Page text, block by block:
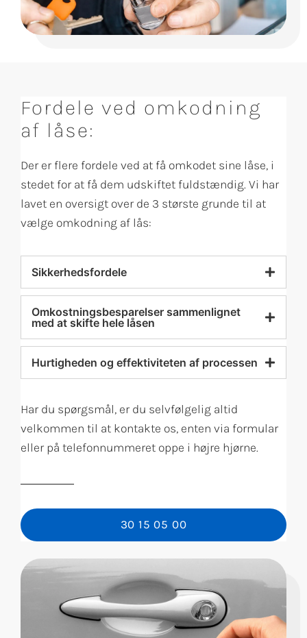
Fordele ved omkodning
af låse:
Der er flere fordele ved at få omkodet sine låse, i
stedet for at få dem udskiftet fuldstændig. Vi har
lavet en oversigt over de 3 største grunde til at
vælge omkodning af lås:
Sikkerhedsfordele
Omkostningsbesparelser sammenlignet
med at skifte hele låsen
Hurtigheden og effektiviteten af processen
Har du spørgsmål, er du selvfølgelig altid
velkommen til at kontakte os, enten via formular
eller på telefonnummeret oppe i højre hjørne.
30 15 05 00